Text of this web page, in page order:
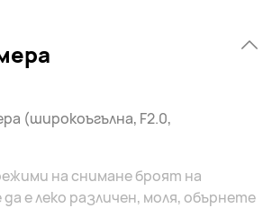
(широкоъгълна, F2.0,
на снимане броят на
е леко различен, моля, обърнете